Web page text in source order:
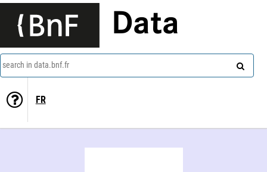
Data
search in data.bnf.fr
FR